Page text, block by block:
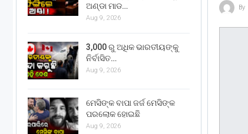
By
ଅଣ୍ଡା ମାଡ…
Aug 9, 2026
3,000 ରୁ ଅଧିକ ଭାରତୀୟଙ୍କୁ
ନିର୍ବାସିତ…
Aug 9, 2026
ମେସିଙ୍କ ବାପା ଜର୍ଜ ମେସିଙ୍କ
ପରଲୋକ ହୋଇଛି
Aug 9, 2026